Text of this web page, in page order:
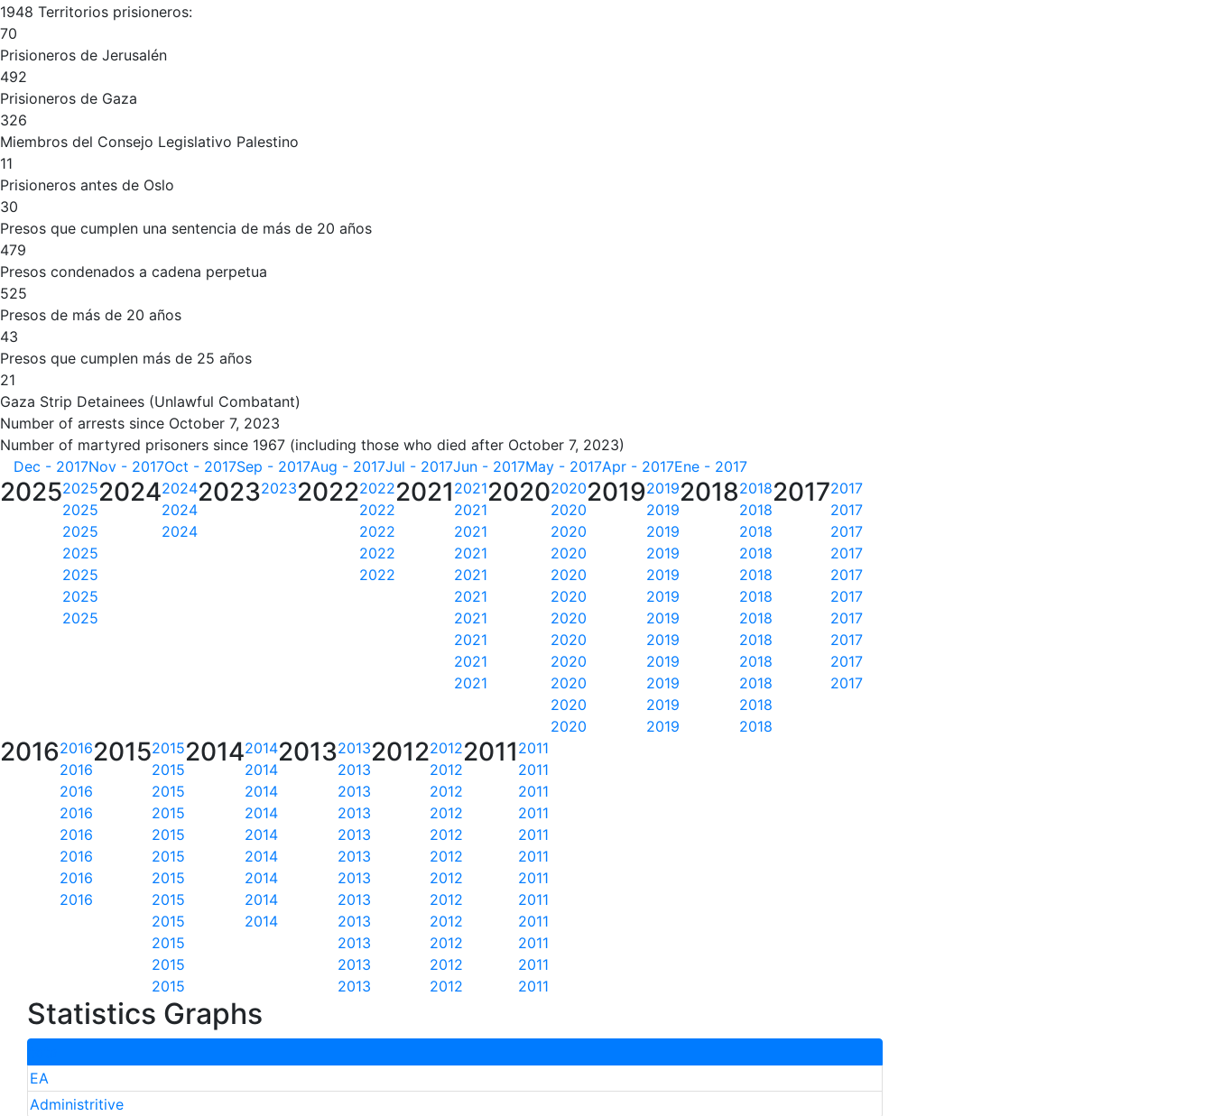
1948 Territorios prisioneros:
70
Prisioneros de Jerusalén
492
Prisioneros de Gaza
326
Miembros del Consejo Legislativo Palestino
11
Prisioneros antes de Oslo
30
Presos que cumplen una sentencia de más de 20 años
479
Presos condenados a cadena perpetua
525
Presos de más de 20 años
43
Presos que cumplen más de 25 años
21
Gaza Strip Detainees (Unlawful Combatant)
Number of arrests since October 7, 2023
Number of martyred prisoners since 1967 (including those who died after October 7, 2023)
Dec - 2017Nov - 2017Oct - 2017Sep - 2017Aug - 2017Jul - 2017Jun - 2017May - 2017Apr - 2017Ene - 2017
20252025
2025
2025
2025
2025
2025
2025
20242024
2024
2024
2023202320222022
2022
2022
2022
2022
2021 2021
2021
2021
2021
2021
2021
2021
2021
2021
2021
20202020
2020
2020
2020
2020
2020
2020
2020
2020
2020
2020
2020
20192019
2019
2019
2019
2019
2019
2019
2019
2019
2019
2019
2019
20182018
2018
2018
2018
2018
2018
2018
2018
2018
2018
2018
2018
20172017
2017
2017
2017
2017
2017
2017
2017
2017
2017
20162016
2016
2016
2016
2016
2016
2016
2016
20152015
2015
2015
2015
2015
2015
2015
2015
2015
2015
2015
2015
20142014
2014
2014
2014
2014
2014
2014
2014
2014
20132013
2013
2013
2013
2013
2013
2013
2013
2013
2013
2013
2013
20122012
2012
2012
2012
2012
2012
2012
2012
2012
2012
2012
2012
2011 2011
2011
2011
2011
2011
2011
2011
2011
2011
2011
2011
2011
Statistics Graphs
EA
Administritive